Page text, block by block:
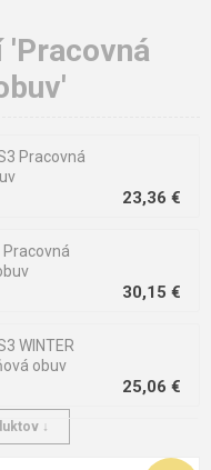
vceloročnejajzateplené
tiež vystuženou špičku či
v tomto prípade ponúka
Prime a iné.
'Pracovná
Pracovná
23,36 €
Pracovná
30,15 €
WINTER
obuv
25,06 €
Pracovná
↓